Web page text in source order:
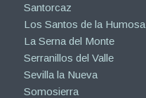
Santorcaz
Los Santos de la Humosa
La Serna del Monte
Serranillos del Valle
Sevilla la Nueva
Somosierra